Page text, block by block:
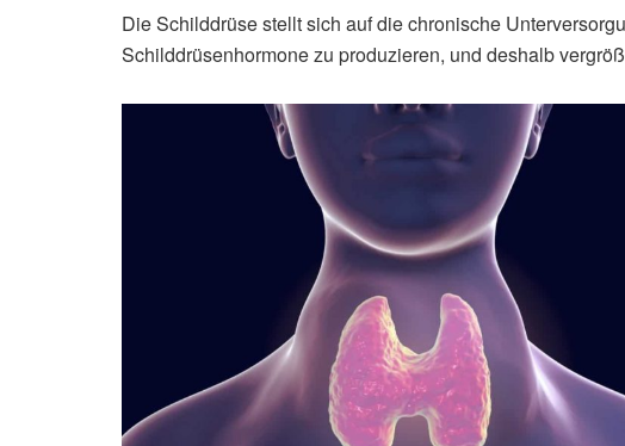
Die Schilddrüse stellt sich auf die chronische
Schilddrüsenhormone zu produzieren, und deshalb